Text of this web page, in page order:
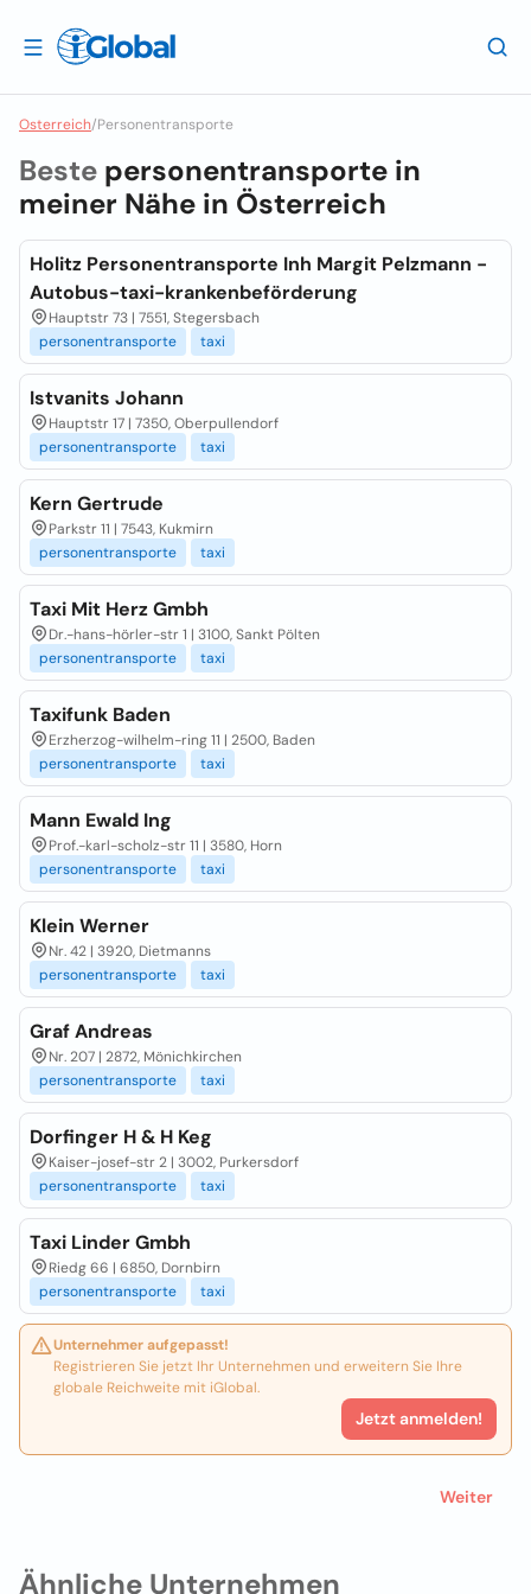
Osterreich/Personentransporte
Ähnliche Unternehmen
Beste personentransporte in
meiner Nähe in Österreich
Holitz Personentransporte Inh Margit Pelzmann -
Autobus-taxi-krankenbeförderung
Hauptstr 73 | 7551, Stegersbach
personentransporte
taxi
Istvanits Johann
Hauptstr 17 | 7350, Oberpullendorf
personentransporte
taxi
Kern Gertrude
Parkstr 11 | 7543, Kukmirn
personentransporte
taxi
Taxi Mit Herz Gmbh
Dr.-hans-hörler-str 1 | 3100, Sankt Pölten
personentransporte
taxi
Taxifunk Baden
Erzherzog-wilhelm-ring 11 | 2500, Baden
personentransporte
taxi
Mann Ewald Ing
Prof.-karl-scholz-str 11 | 3580, Horn
personentransporte
taxi
Klein Werner
Nr. 42 | 3920, Dietmanns
personentransporte
taxi
Graf Andreas
Nr. 207 | 2872, Mönichkirchen
personentransporte
taxi
Dorfinger H & H Keg
Kaiser-josef-str 2 | 3002, Purkersdorf
personentransporte
taxi
Taxi Linder Gmbh
Riedg 66 | 6850, Dornbirn
personentransporte
taxi
Unternehmer aufgepasst!
Registrieren Sie jetzt Ihr Unternehmen und erweitern Sie Ihre
globale Reichweite mit iGlobal.
Jetzt anmelden!
Weiter